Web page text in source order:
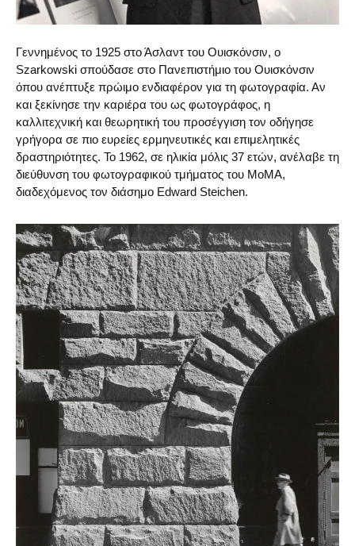
Γεννημένος το 1925 στο Άσλαντ του Ουισκόνσιν, ο
Szarkowski σπούδασε στο Πανεπιστήμιο του Ουισκόνσιν
όπου ανέπτυξε πρώιμο ενδιαφέρον για τη φωτογραφία. Αν
και ξεκίνησε την καριέρα του ως φωτογράφος, η
καλλιτεχνική και θεωρητική του προσέγγιση τον οδήγησε
γρήγορα σε πιο ευρείες ερμηνευτικές και επιμελητικές
δραστηριότητες. Το 1962, σε ηλικία μόλις 37 ετών, ανέλαβε τη
διεύθυνση του φωτογραφικού τμήματος του MoMA,
διαδεχόμενος τον διάσημο Edward Steichen.